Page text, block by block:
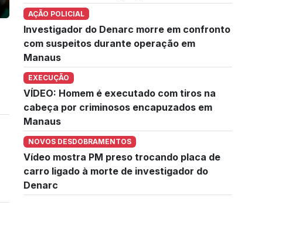
AÇÃO POLICIAL
Investigador do Denarc morre em confronto
com suspeitos durante operação em
Manaus
EXECUÇÃO
VÍDEO: Homem é executado com tiros na
cabeça por criminosos encapuzados em
Manaus
NOVOS DESDOBRAMENTOS
Vídeo mostra PM preso trocando placa de
carro ligado à morte de investigador do
Denarc